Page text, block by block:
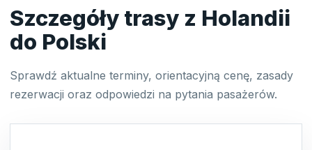
Szczegóły trasy z Holandii
do Polski
Sprawdź aktualne terminy, orientacyjną cenę, zasady
rezerwacji oraz odpowiedzi na pytania pasażerów.